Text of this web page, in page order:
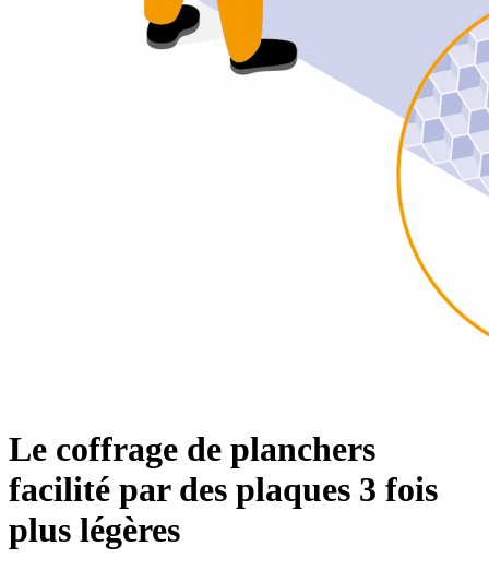
Le coffrage de planchers
facilité par des plaques 3 fois
plus légères